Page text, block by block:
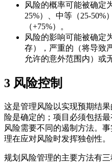
风险的概率可能被确定
25%）、中等（25-50%
（+75%）。
风险的影响可能被确定
存），严重的（将导致
允许的意外范围内）或
3 风险控制
这是管理风险以实现预期结
险是确定的；项目必须包括
风险需要不同的遏制方法。
理在应对风险时发挥独创性。
规划风险管理的主要方法有三